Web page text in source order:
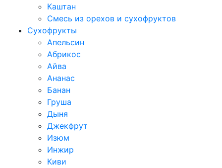
Каштан
Смесь из орехов и сухофруктов
Сухофрукты
Апельсин
Абрикос
Айва
Ананас
Банан
Груша
Дыня
Джекфрут
Изюм
Инжир
Киви